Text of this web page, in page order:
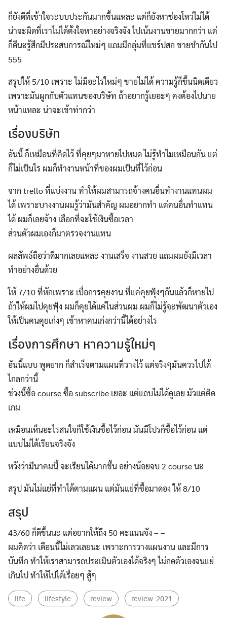
ก็ยังดีที่เข้าใจระบบประกันมากขึ้นแหละ แต่ก็ยังหาช่องโหว่ไม่ได้
น่าจะผิดที่เราไม่ได้ตั้งใจหาอย่างจริงจัง ไปเน้นงานขายมากกว่า แต่
ก็ดีนะรู้สึกมีประสบการณ์ใหม่ๆ แถมมีกลุ่มที่แชร์ปสก ขายขำกันไป
555
สรุปให้ 5/10 เพราะ ไม่มีอะไรใหม่ๆ ขายไม่ได้ ความรู้ก็ขึ้นนิดเดียว
เพราะมันผูกกับตัวแทนของบริษัท ถ้าอยากรู้เยอะๆ คงต้องไปนาย
หน้าแหละ น่าจะเข้าท่ากว่า
เรื่องบริษัท
อันนี้ ก็เหมือนที่คิดไว้ ที่คุยๆมาหายไปหมด ไม่รู้ทำไมเหมือนกัน แต่
ก็ไม่เป็นไร ผมก็ทำงานหน้าที่ของผมเป็นที่ไว้ก่อน
จาก trello ที่แบ่งงาน ทำให้ผมสามารถจ้างคนอื่นทำงานแทนผม
ได้ เพราะบางงานผมรู้ว่ามันสำคัญ ผมอยากทำ แต่คนอื่นทำแทน
ได้ ผมก็เลยจ้าง เลือกที่จะใช้เงินซื้อเวลา
ส่วนตัวผมเองก็มาตรวจงานแทน
ผลลัพธ์ถือว่าดีมากเลยแหละ งานเสร็จ งานสวย แถมผมยังมีเวลา
ทำอย่างอื่นด้วย
ให้ 7/10 ที่หักเพราะ เบื่อการคุยงาน ที่แค่คุยฟุ้งๆกันแล้วก็หายไป
ถ้าให้ผมไปคุยฟุ้ง ผมก็คุยได้แค่ในส่วนผม ผมก็ไม่รู้จะพัฒนาตัวเอง
ให้เป็นคนคุยเก่งๆ เข้าหาคนเก่งกว่านี้ได้อย่างไร
เรื่องการศึกษา หาความรู้ใหม่ๆ
อันนี้แบบ พูดยาก ก็สำเร็จตามแผนที่วางไว้ แต่จริงๆมันควรไปได้
ไกลกว่านี้
ช่วงนี้ซื้อ course ซื้อ subscribe เยอะ แต่แถบไม่ได้ดูเลย มัวแต่ติด
เกม
เหมือนเห็นอะไรสนใจก็ใช้เงินซื้อไว้ก่อน มันมีโปรก็ซื้อไว้ก่อน แต่
แบบไม่ได้เรียนจริงจัง
หวังว่ามีนาคมนี้ จะเรียนได้มากขึ้น อย่างน้อยจบ 2 course นะ
สรุป มันไม่แย่ที่ทำได้ตามแผน แต่มันแย่ที่ซื้อมาดอง ให้ 8/10
สรุป
43/60 ก็ดีขึ้นนะ แต่อยากให้ถึง 50 คะแนนจัง – –
ผมคิดว่า เดือนนี้ไม่เลวเลยนะ เพราะการวางแผนงาน และมีการ
บันทึก ทำให้เราสามารถประเมินตัวเองได้จริงๆ ไม่กดตัวเองจนแย่
เกินไป ทำให้ไปได้เรื่อยๆ สู้ๆ
life lifestyle review review-2021